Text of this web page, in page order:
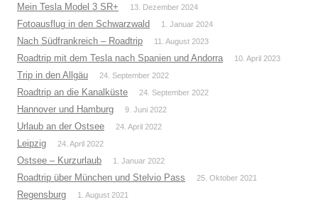
Mein Tesla Model 3 SR+ 13. Dezember 2024
Fotoausflug in den Schwarzwald 1. Januar 2024
Nach Südfrankreich – Roadtrip 11. August 2023
Roadtrip mit dem Tesla nach Spanien und Andorra 10. April 2023
Trip in den Allgäu 24. September 2022
Roadtrip an die Kanalküste 24. September 2022
Hannover und Hamburg 9. Juni 2022
Urlaub an der Ostsee 24. April 2022
Leipzig 24. April 2022
Ostsee – Kurzurlaub 1. Januar 2022
Roadtrip über München und Stelvio Pass 25. Oktober 2021
Regensburg 1. August 2021